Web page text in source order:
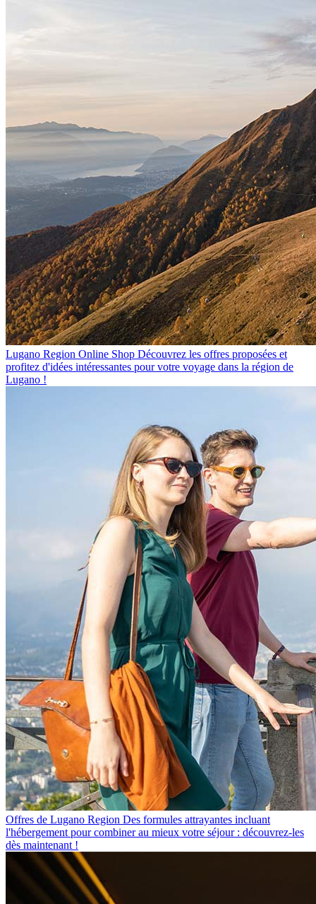
Lugano Region Online Shop Découvrez les offres proposées et
profitez d'idées intéressantes pour votre voyage dans la région de
Lugano !
Offres de Lugano Region Des formules attrayantes incluant
l'hébergement pour combiner au mieux votre séjour : découvrez-les
dès maintenant !